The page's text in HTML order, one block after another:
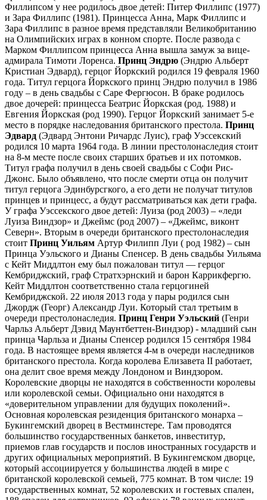
Филлипсом у нее родилось двое детей: Питер Филлипс (1977)
и Зара Филлипс (1981). Принцесса Анна, Марк Филлипс и
Зара Филлипс в разное время представляли Великобританию
на Олимпийских играх в конном спорте. После развода с
Марком Филлипсом принцесса Анна вышла замуж за вице-
адмирала Тимоти Лоренса. Принц Эндрю (Эндрю Альберт
Кристиан Эдвард), герцог Йоркский родился 19 февраля 1960
года. Титул герцога Йоркского принц Эндрю получил в 1986
году – в день свадьбы с Саре Фергюсон. В браке родилось
двое дочерей: принцесса Беатрис Йоркская (род. 1988) и
Евгения Йоркская (род 1990). Герцог Йоркский занимает 5-е
место в порядке наследования британского престола. Принц
Эдвард (Эдвард Энтони Ричардс Луис), граф Уэссекский
родился 10 марта 1964 года. В линии престолонаследия стоит
на 8-м месте после своих старших братьев и их потомков.
Титул графа получил в день своей свадьбы с Софи Рис-
Джонс. Было объявлено, что после смерти отца он получит
титул герцога Эдинбурсгкого, а его дети не получат титулов
принцев и принцесс, а будут рассматриваться как дети графа.
У графа Уэссекского двое детей: Луиза (род 2003) – «леди
Луиза Виндзор» и Джеймс (род 2007) – «Джеймс, виконт
Северн». Вторым в очереди британского престолонаследия
стоит Принц Уильям Артур Филипп Луи ( род 1982) – сын
Принца Уэльского и Дианы Спенсер. В день свадьбы Уильяма
с Кейт Миддлтон ему был пожалован титул — герцог
Кембриджский, граф Стратхэрнский и барон Каррикфергю.
Кейт Миддлтон соответственно стала герцогиней
Кембриджской. 22 июля 2013 года у пары родился сын
Джордж (Георг) Александр Луи. Который стал третьим в
очереди престолонаследия. Принц Генри Уэльский (Генри
Чарльз Альберт Дэвид Маунтбеттен-Виндзор) - младший сын
принца Чарльза и Дианы Спенсер родился 15 сентября 1984
года. В настоящее время является 4-м в очереди наследников
британского престола. Когда королева Елизавета II работает,
она делит свое время между Лондоном и Виндзором.
Королевские дворцы не находятся в собственности королевы
или королевской семьи. Официально они находятся в
«доверительном управлении для будущих поколений».
Основная королевская резиденция британского монарха –
Букингемский дворец в Вестминстере. Там проводятся
большинство государственных банкетов, инвеститур,
приемов глав государств и послов иностранных государств и
других официальных мероприятий. В Букингемском дворце,
который ассоциируется у большинства людей в мире с
британской королевской семьей, 775 комнат. В том числе: 19
государственных комнат, 52 королевских и гостевых спален,